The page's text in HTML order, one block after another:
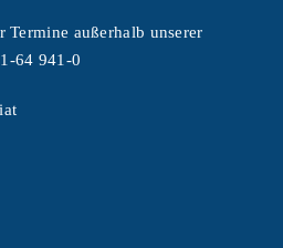
Termine außerhalb unserer
64 941-0